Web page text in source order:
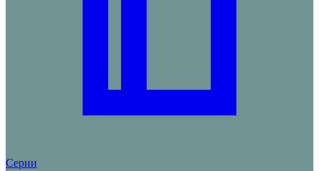
Серии